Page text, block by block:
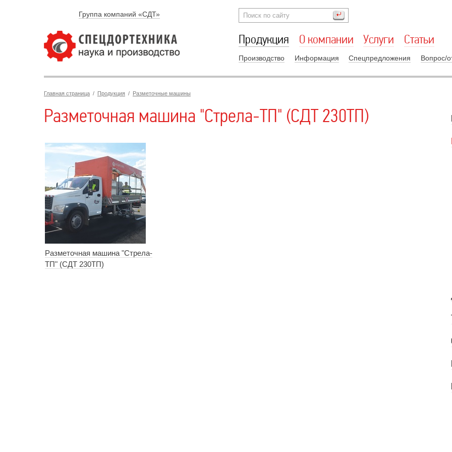
Группа компаний «СДТ»
Продукция О компании Услуги Статьи
Производство Информация Спецпредложения Вопрос/
Главная страница / Продукция / Разметочные машины
Разметочная машина "Стрела-ТП" (СДТ 230ТП)
Разметочная машина "Стрела-
ТП" (СДТ 230ТП)